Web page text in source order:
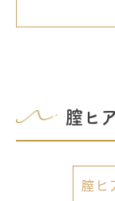
膣ヒ
膣ヒ